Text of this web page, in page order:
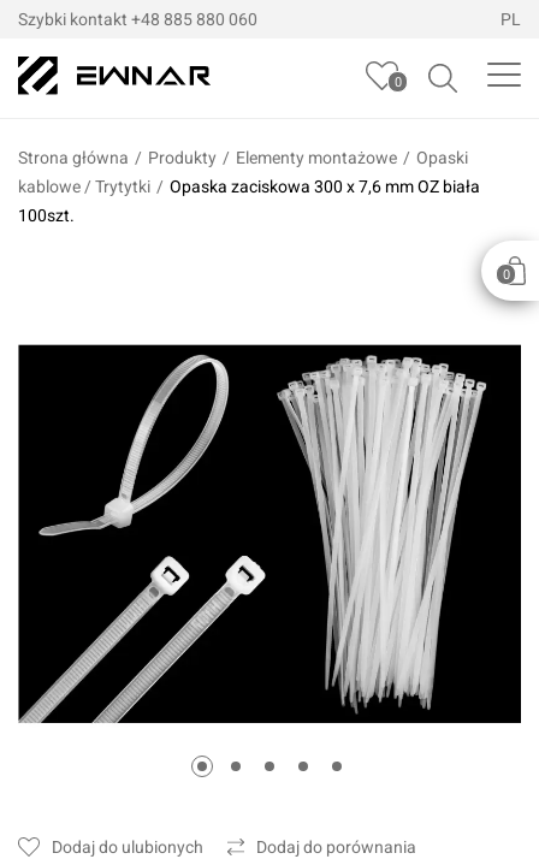
Szybki kontakt +48 885 880 060 PL
0
0
Strona główna / Produkty / Elementy montażowe / Opaski
kablowe / Trytytki / Opaska zaciskowa 300 x 7,6 mm OZ biała
100szt.
Dodaj do ulubionych Dodaj do porównania